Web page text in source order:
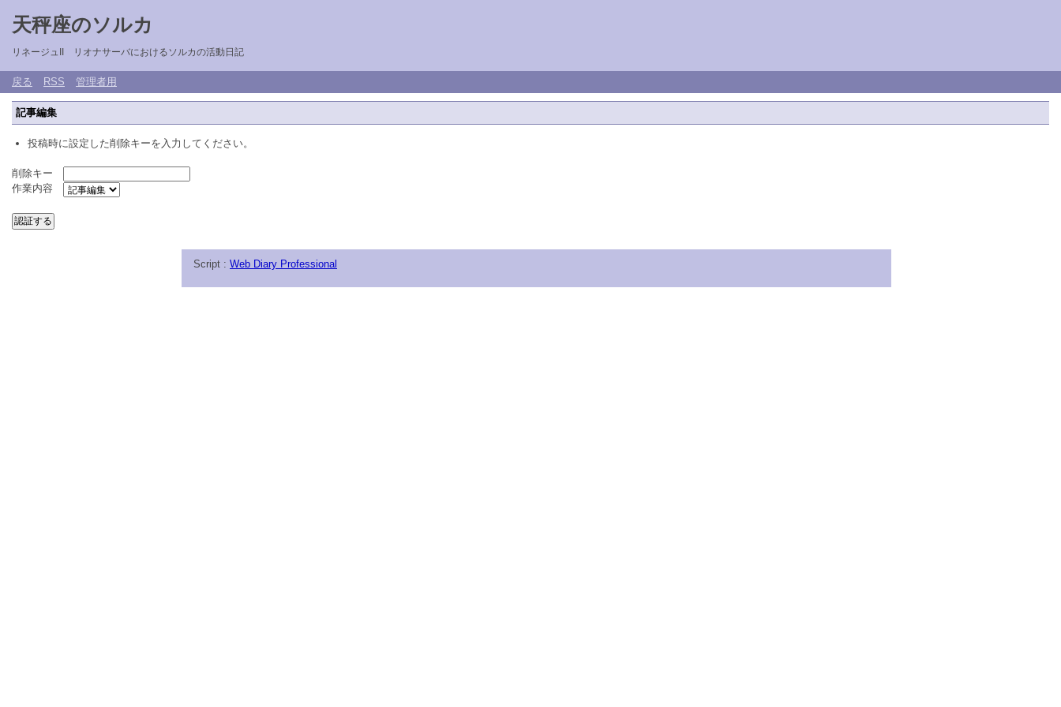
天秤座のソルカ
リネージュII リオナサーバにおけるソルカの活動日記
戻る RSS 管理者用
記事編集
投稿時に設定した削除キーを入力してください。
削除キー
作業内容
Script : Web Diary Professional